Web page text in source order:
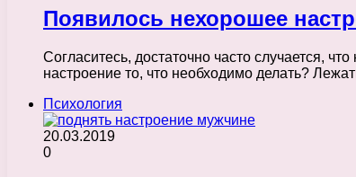
Появилось нехорошее
Согласитесь, достаточно часто случается,
настроение то, что необходимо делать?
Психология
20.03.2019
0